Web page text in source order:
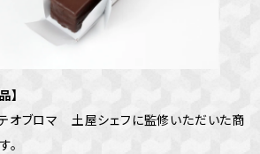
】
オブロマ 土屋シェフに監修いただいた商
。